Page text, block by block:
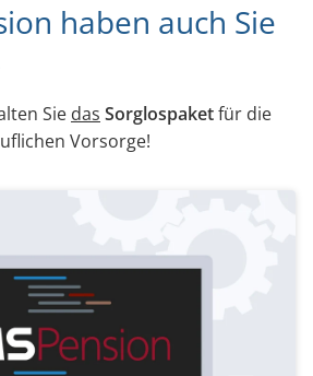
haben auch Sie
Sie das Sorglospaketfür die
Vorsorge!